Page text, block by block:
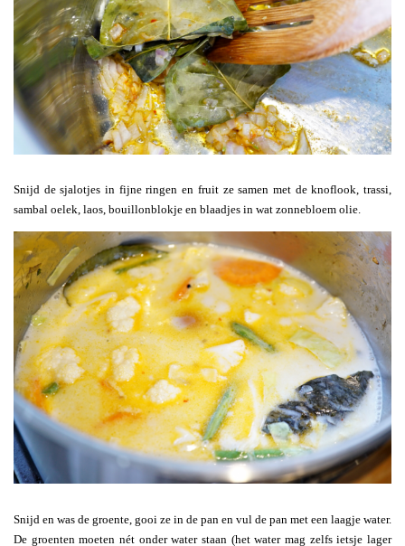
Snijd de sjalotjes in fijne ringen en fruit ze samen met de knoflook, trassi,
sambal oelek, laos, bouillonblokje en blaadjes in wat zonnebloem olie.
Snijd en was de groente, gooi ze in de pan en vul de pan met een laagje water.
De groenten moeten nét onder water staan (het water mag zelfs ietsje lager